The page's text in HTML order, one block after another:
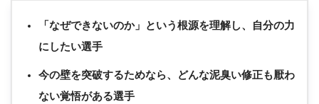
「なぜできないのか」という根源を理解し、自分の力
にしたい選手
今の壁を突破するためなら、どんな泥臭い修正も厭わ
ない覚悟がある選手